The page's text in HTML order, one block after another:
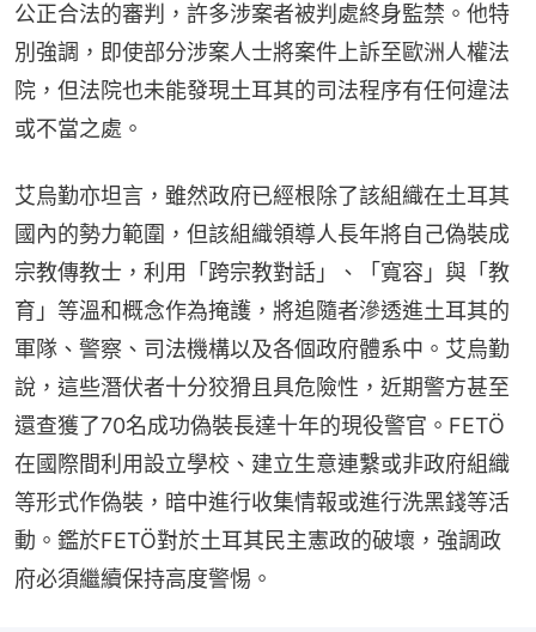
公正合法的審判，許多涉案者被判處終身監禁。他特
別強調，即使部分涉案人士將案件上訴至歐洲人權法
院，但法院也未能發現土耳其的司法程序有任何違法
或不當之處。
艾烏勤亦坦言，雖然政府已經根除了該組織在土耳其
國內的勢力範圍，但該組織領導人長年將自己偽裝成
宗教傳教士，利用「跨宗教對話」、「寬容」與「教
育」等溫和概念作為掩護，將追隨者滲透進土耳其的
軍隊、警察、司法機構以及各個政府體系中。艾烏勤
說，這些潛伏者十分狡猾且具危險性，近期警方甚至
還查獲了70名成功偽裝長達十年的現役警官。FETÖ
在國際間利用設立學校、建立生意連繫或非政府組織
等形式作偽裝，暗中進行收集情報或進行洗黑錢等活
動。鑑於FETÖ對於土耳其民主憲政的破壞，強調政
府必須繼續保持高度警惕。